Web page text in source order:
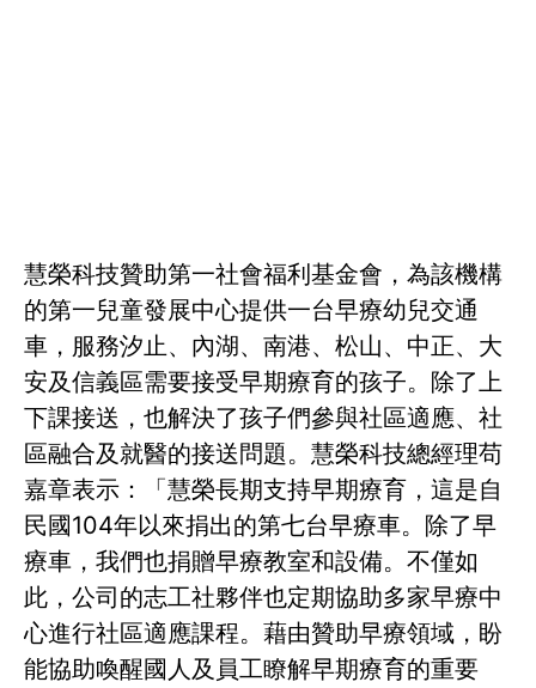
慧榮科技贊助第一社會福利基金會，為該機構
的第一兒童發展中心提供一台早療幼兒交通
車，服務汐止、內湖、南港、松山、中正、大
安及信義區需要接受早期療育的孩子。除了上
下課接送，也解決了孩子們參與社區適應、社
區融合及就醫的接送問題。慧榮科技總經理苟
嘉章表示：「慧榮長期支持早期療育，這是自
民國104年以來捐出的第七台早療車。除了早
療車，我們也捐贈早療教室和設備。不僅如
此，公司的志工社夥伴也定期協助多家早療中
心進行社區適應課程。藉由贊助早療領域，盼
能協助喚醒國人及員工瞭解早期療育的重要